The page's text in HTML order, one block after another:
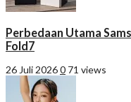
Perbedaan Utama
Fold7
26 Juli 20260 71 views